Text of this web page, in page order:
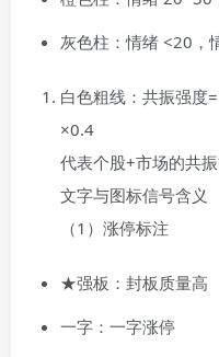
灰色柱：情绪 <20，
白色粗线：共振强度
×0.4
代表个股+市场的共
文字与图标信号含义
（1）涨停标注
★强板：封板质量高
一字：一字涨停